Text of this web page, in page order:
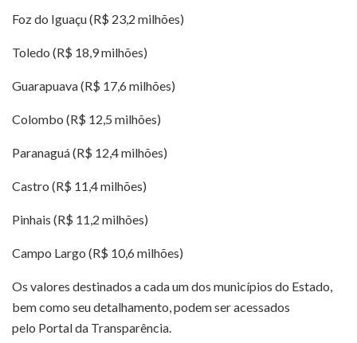
Foz do Iguaçu (R$ 23,2 milhões)
Toledo (R$ 18,9 milhões)
Guarapuava (R$ 17,6 milhões)
Colombo (R$ 12,5 milhões)
Paranaguá (R$ 12,4 milhões)
Castro (R$ 11,4 milhões)
Pinhais (R$ 11,2 milhões)
Campo Largo (R$ 10,6 milhões)
Os valores destinados a cada um dos municípios do Estado,
bem como seu detalhamento, podem ser acessados
pelo Portal da Transparência.